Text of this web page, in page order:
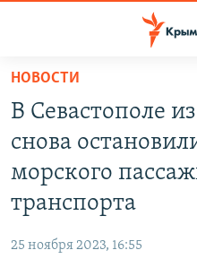
Вернуться
основному
содержанию
главной
ВернутсяИНТЕРАКТИВ
РАДІО СВОБОДА
НОВОСТИ
В Севастополе
снова
морского
транспорта
25 ноября 2023, 16:55